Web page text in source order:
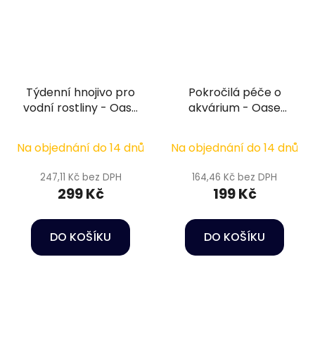
Týdenní hnojivo pro
vodní rostliny - Oase
Fertilizer 250 ml
Na objednání do 14 dnů
247,11 Kč bez DPH
299 Kč
DO KOŠÍKU
Pokročilá péče o
akvárium - Oase
Bacteria 100 ml
Na objednání do 14 dnů
164,46 Kč bez DPH
199 Kč
DO KOŠÍKU